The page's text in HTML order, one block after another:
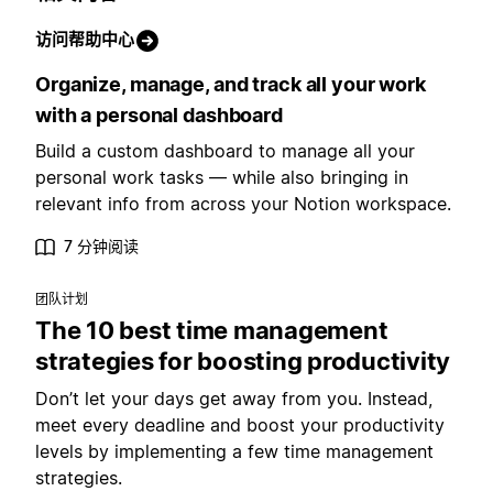
访问帮助中心
Organize, manage, and track all your work
with a personal dashboard
Build a custom dashboard to manage all your
personal work tasks — while also bringing in
relevant info from across your Notion workspace.
7 分钟阅读
团队计划
The 10 best time management
strategies for boosting productivity
Don’t let your days get away from you. Instead,
meet every deadline and boost your productivity
levels by implementing a few time management
strategies.